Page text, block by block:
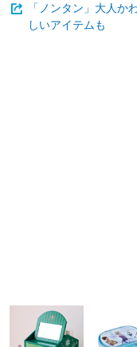
「ノンタン」大人か
しいアイテムも